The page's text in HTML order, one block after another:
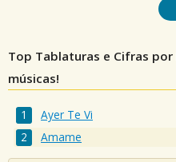
Top Tablaturas e Cifras por
músicas!
Ayer Te Vi
Amame